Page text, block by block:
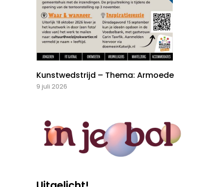
Kunstwedstrijd – Thema: Armoede
9 juli 2026